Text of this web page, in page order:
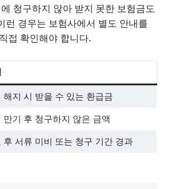
청구하지 않아 받지 못한 보험금도
런 경우는 보험사에서 별도 안내를
접 확인해야 합니다.
해지 시 받을 수 있는 환급금
만기 후 청구하지 않은 금액
후 서류 미비 또는 청구 기간 경과